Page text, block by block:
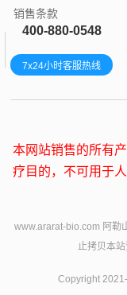
销售条款
400-880-0548
7x24小时客服热线
本网站销售的所有
疗目的，不可用于
www.ararat-bio.com 阿勒
止拷贝本站
Copyright